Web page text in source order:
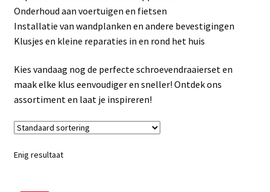
Over Ons
Overzicht
Privacybeleid
Retourbeleid
Videos
Onderhoud aan voertuigen en fietsen
Installatie van wandplanken en andere bevestigingen
Klusjes en kleine reparaties in en rond het huis
Kies vandaag nog de perfecte schroevendraaierset en
maak elke klus eenvoudiger en sneller! Ontdek ons
assortiment en laat je inspireren!
Enig resultaat